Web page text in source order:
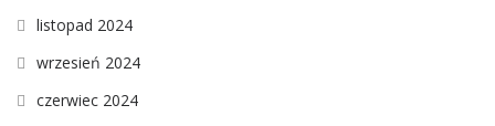
listopad 2024
wrzesień 2024
czerwiec 2024